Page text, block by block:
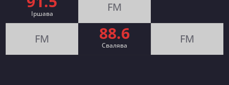
Іршава FM
FM 88.6
Cвалява FM